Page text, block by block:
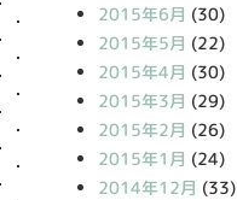
2015年6月 (30)
2015年5月 (22)
2015年4月 (30)
2015年3月 (29)
2015年2月 (26)
2015年1月 (24)
2014年12月 (33)